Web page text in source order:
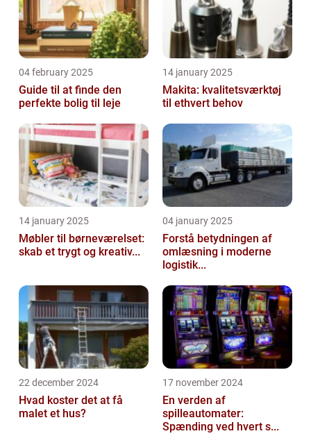
04 february 2025
Guide til at finde den
perfekte bolig til leje
14 january 2025
Makita: kvalitetsværktøj
til ethvert behov
14 january 2025
Møbler til børneværelset:
skab et trygt og kreativ...
04 january 2025
Forstå betydningen af
omlæsning i moderne
logistik...
22 december 2024
Hvad koster det at få
malet et hus?
17 november 2024
En verden af
spilleautomater:
Spænding ved hvert s...